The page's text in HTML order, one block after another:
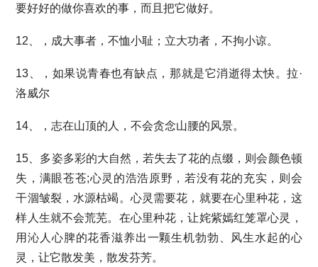
要好好的做你喜欢的事，而且把它做好。
12、，成大事者，不恤小耻；立大功者，不拘小谅。
13、，如果说青春也有缺点，那就是它消逝得太快。拉·
洛威尔
14、，志在山顶的人，不会贪念山腰的风景。
15、多姿多彩的大自然，若失去了花的点缀，则会颜色顿
失，满眼苍苍;心灵的浩浩原野，若没有花的充实，则会
干涸皱裂，水源枯竭。心灵需要花，就要在心里种花，这
样人生就不会荒芜。在心里种花，让姹紫嫣红笼罩心灵，
用沁人心脾的花香滋养出一颗生机勃勃、风生水起的心
灵，让它散发美，散发芬芳。